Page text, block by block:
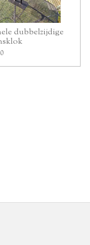
dubbelzijdige